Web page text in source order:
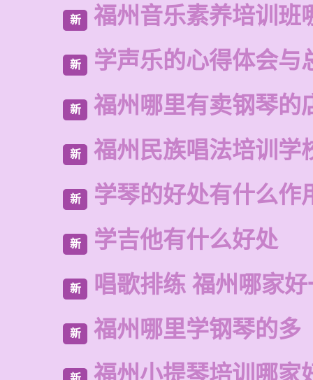
新 福州音乐素养培训班
新 学声乐的心得体会与
新 福州哪里有卖钢琴的
新 福州民族唱法培训学
新 学琴的好处有什么作
新 学吉他有什么好处
新 唱歌排练 福州哪家
新 福州哪里学钢琴的多
福州小提琴培训哪家